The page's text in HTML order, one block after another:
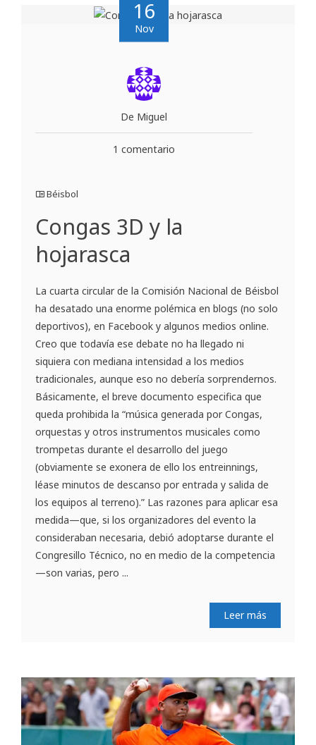
16
Nov
De Miguel
1 comentario
Béisbol
Congas 3D y la
hojarasca
La cuarta circular de la Comisión Nacional de Béisbol
ha desatado una enorme polémica en blogs (no solo
deportivos), en Facebook y algunos medios online.
Creo que todavía ese debate no ha llegado ni
siquiera con mediana intensidad a los medios
tradicionales, aunque eso no debería sorprendernos.
Básicamente, el breve documento especifica que
queda prohibida la “música generada por Congas,
orquestas y otros instrumentos musicales como
trompetas durante el desarrollo del juego
(obviamente se exonera de ello los entreinnings,
léase minutos de descanso por entrada y salida de
los equipos al terreno).” Las razones para aplicar esa
medida—que, si los organizadores del evento la
consideraban necesaria, debió adoptarse durante el
Congresillo Técnico, no en medio de la competencia
—son varias, pero ...
Leer más